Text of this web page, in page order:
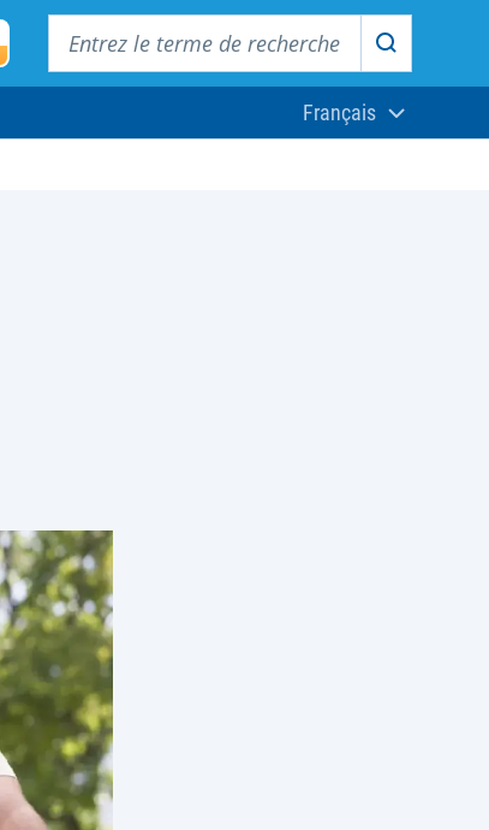
Rechercher
Aktuelle
Français